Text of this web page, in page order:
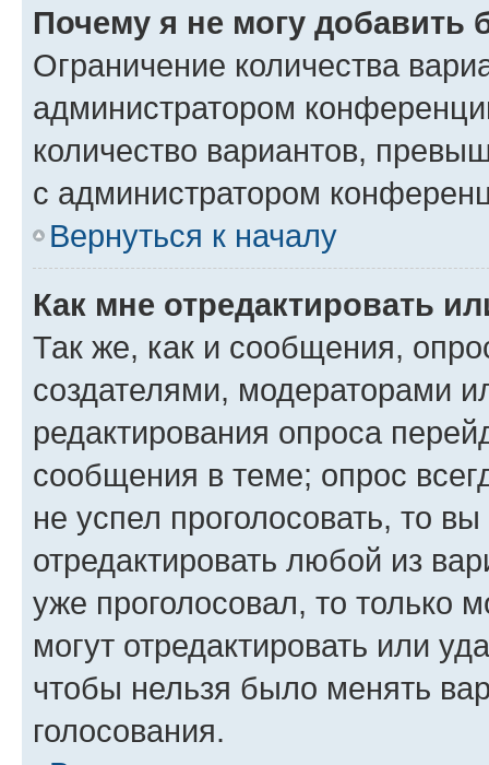
Почему я не могу добавить
Ограничение количества
администратором
количество вариантов,
с администратором
Вернуться к началу
Как мне отредактировать
Так же, как и сообщения,
создателями, модераторами
редактирования опроса
сообщения в теме; опрос
не успел проголосовать, то
отредактировать любой из
уже проголосовал, то только
могут отредактировать или
чтобы нельзя было менять
голосования.